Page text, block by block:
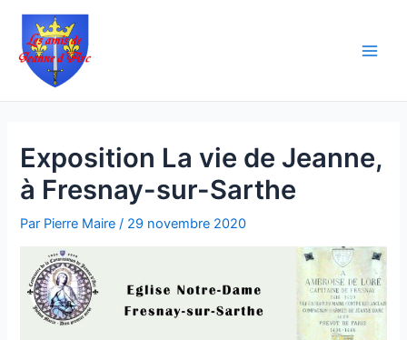
Aller
contenu
Exposition La vie de Jeanne,
à Fresnay-sur-Sarthe
Par Pierre Maire/ 29 novembre 2020
Navigation
articles